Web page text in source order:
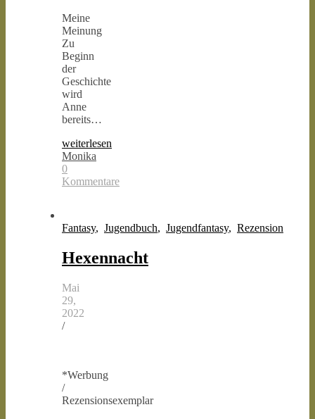
Meine
Meinung
Zu
Beginn
der
Geschichte
wird
Anne
bereits…
weiterlesen
Monika
0
Kommentare
Fantasy, Jugendbuch, Jugendfantasy, Rezension
Hexennacht
Mai
29,
2022
/
*Werbung
/
Rezensionsexemplar